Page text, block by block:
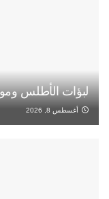
لبؤات الأطلس
أغسطس 8, 2026